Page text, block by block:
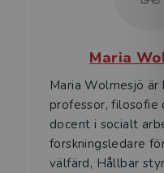
Maria
Maria Wolmesjö är
professor, filosofie
docent i socialt
forskningsledare
välfärd, Hållbar